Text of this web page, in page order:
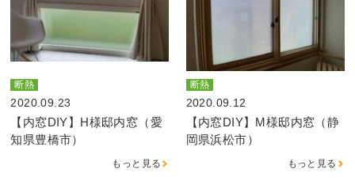
断熱
2020.09.23
【内窓DIY】H様邸内窓（愛
知県豊橋市）
もっと見る
断熱
2020.09.12
【内窓DIY】M様邸内窓（静
岡県浜松市）
もっと見る